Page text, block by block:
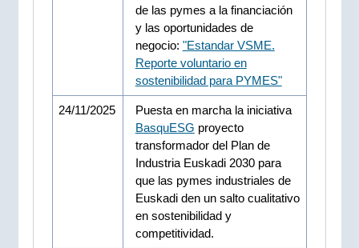
de las pymes a la financiación
y las oportunidades de
negocio: "Estandar VSME.
Reporte voluntario en
sostenibilidad para PYMES"
24/11/2025
Puesta en marcha la iniciativa
BasquESG proyecto
transformador del Plan de
Industria Euskadi 2030 para
que las pymes industriales de
Euskadi den un salto cualitativo
en sostenibilidad y
competitividad.